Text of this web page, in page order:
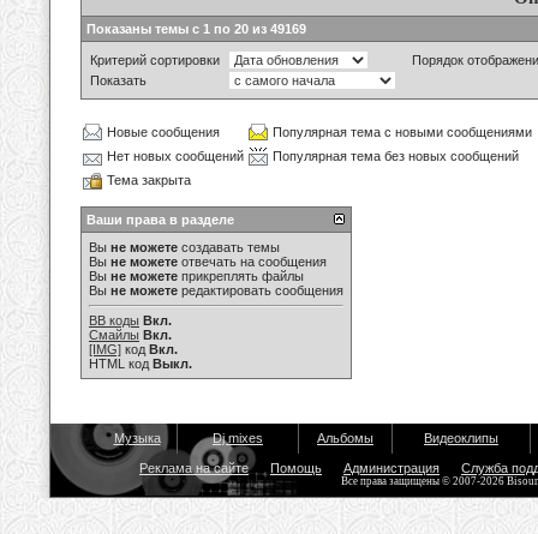
Показаны темы с 1 по 20 из 49169
Критерий сортировки
Порядок
Показать
Новые сообщения
Популярная тема с новыми сообщениями
Нет новых сообщений
Популярная тема без новых сообщений
Тема закрыта
Ваши права в разделе
Вы не можете создавать темы
Вы не можете отвечать на сообщения
Вы не можете прикреплять файлы
Вы не можете редактировать сообщения
BB коды Вкл.
Смайлы Вкл.
[IMG] код Вкл.
HTML код Выкл.
Музыка Dj mixes Альбомы Видеоклипы
Реклама на сайте Помощь Администрация Служба
Все права защищены © 2007-2026